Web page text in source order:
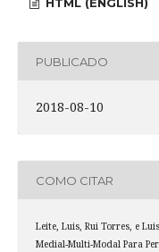
HTML (ENGLISH)
PUBLICADO
2018-08-10
COMO CITAR
Leite, Luis, Rui Torres, e
Medial-Multi-Modal Para